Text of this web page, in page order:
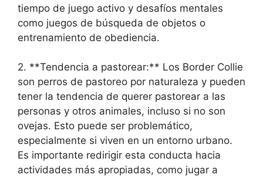
tiempo de juego activo y desafíos mentales
como juegos de búsqueda de objetos o
entrenamiento de obediencia.
2. **Tendencia a pastorear:** Los Border Collie
son perros de pastoreo por naturaleza y pueden
tener la tendencia de querer pastorear a las
personas y otros animales, incluso si no son
ovejas. Esto puede ser problemático,
especialmente si viven en un entorno urbano.
Es importante redirigir esta conducta hacia
actividades más apropiadas, como jugar a